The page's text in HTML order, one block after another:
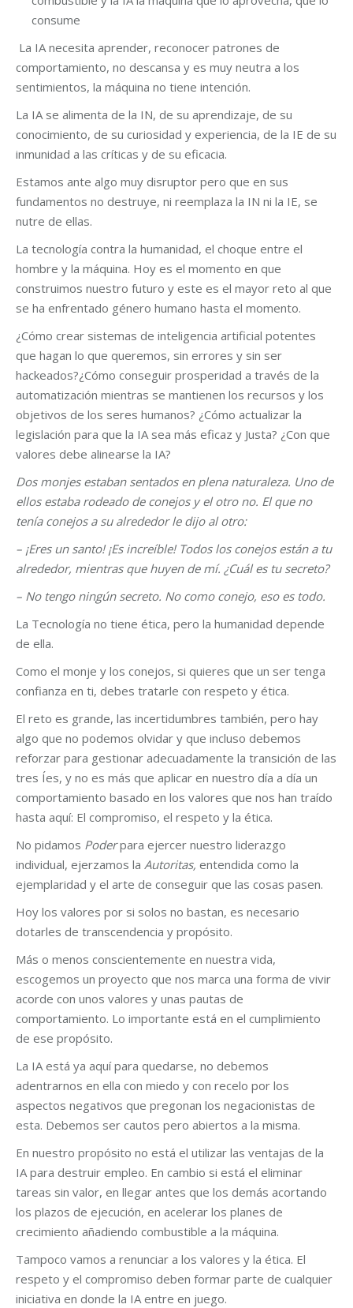
consume
La IA necesita aprender, reconocer patrones de
comportamiento, no descansa y es muy neutra a los
sentimientos, la máquina no tiene intención.
La IA se alimenta de la IN, de su aprendizaje, de su
conocimiento, de su curiosidad y experiencia, de la IE de su
inmunidad a las críticas y de su eficacia.
Estamos ante algo muy disruptor pero que en sus
fundamentos no destruye, ni reemplaza la IN ni la IE, se
nutre de ellas.
La tecnología contra la humanidad, el choque entre el
hombre y la máquina. Hoy es el momento en que
construimos nuestro futuro y este es el mayor reto al que
se ha enfrentado género humano hasta el momento.
¿Cómo crear sistemas de inteligencia artificial potentes
que hagan lo que queremos, sin errores y sin ser
hackeados?¿Cómo conseguir prosperidad a través de la
automatización mientras se mantienen los recursos y los
objetivos de los seres humanos? ¿Cómo actualizar la
legislación para que la IA sea más eficaz y Justa? ¿Con que
valores debe alinearse la IA?
Dos monjes estaban sentados en plena naturaleza. Uno de
ellos estaba rodeado de conejos y el otro no. El que no
tenía conejos a su alrededor le dijo al otro:
– ¡Eres un santo! ¡Es increíble! Todos los conejos están a tu
alrededor, mientras que huyen de mí. ¿Cuál es tu secreto?
– No tengo ningún secreto. No como conejo, eso es todo.
La Tecnología no tiene ética, pero la humanidad depende
de ella.
Como el monje y los conejos, si quieres que un ser tenga
confianza en ti, debes tratarle con respeto y ética.
El reto es grande, las incertidumbres también, pero hay
algo que no podemos olvidar y que incluso debemos
reforzar para gestionar adecuadamente la transición de las
tres Íes, y no es más que aplicar en nuestro día a día un
comportamiento basado en los valores que nos han traído
hasta aquí: El compromiso, el respeto y la ética.
No pidamos Poderpara ejercer nuestro liderazgo
individual, ejerzamos la Autoritas, entendida como la
ejemplaridad y el arte de conseguir que las cosas pasen.
Hoy los valores por si solos no bastan, es necesario
dotarles de transcendencia y propósito.
Más o menos conscientemente en nuestra vida,
escogemos un proyecto que nos marca una forma de vivir
acorde con unos valores y unas pautas de
comportamiento. Lo importante está en el cumplimiento
de ese propósito.
La IA está ya aquí para quedarse, no debemos
adentrarnos en ella con miedo y con recelo por los
aspectos negativos que pregonan los negacionistas de
esta. Debemos ser cautos pero abiertos a la misma.
En nuestro propósito no está el utilizar las ventajas de la
IA para destruir empleo. En cambio si está el eliminar
tareas sin valor, en llegar antes que los demás acortando
los plazos de ejecución, en acelerar los planes de
crecimiento añadiendo combustible a la máquina.
Tampoco vamos a renunciar a los valores y la ética. El
respeto y el compromiso deben formar parte de cualquier
iniciativa en donde la IA entre en juego.